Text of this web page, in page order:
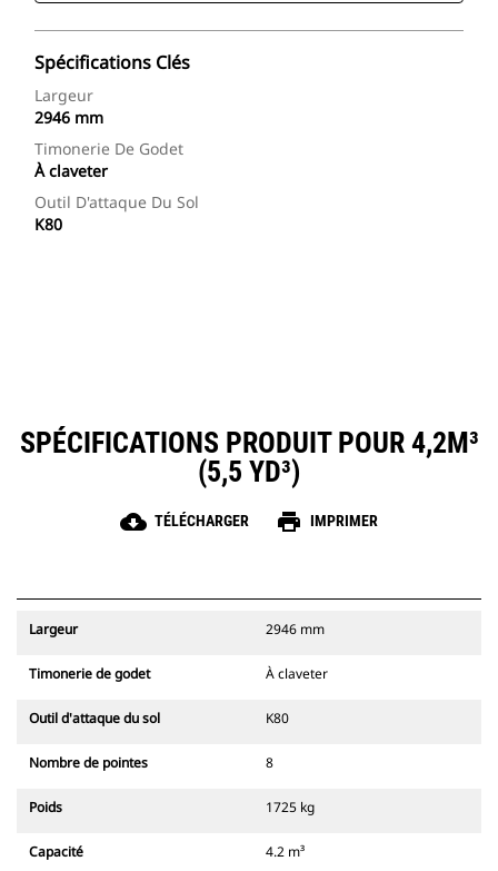
Spécifications Clés
Largeur
2946 mm
Timonerie De Godet
À claveter
Outil D'attaque Du Sol
K80
SPÉCIFICATIONS PRODUIT POUR 4,2M³
(5,5 YD³)
cloud_download TÉLÉCHARGER print IMPRIMER
Largeur 2946 mm
Timonerie de godet À claveter
Outil d'attaque du sol K80
Nombre de pointes 8
Poids 1725 kg
Capacité 4.2 m³